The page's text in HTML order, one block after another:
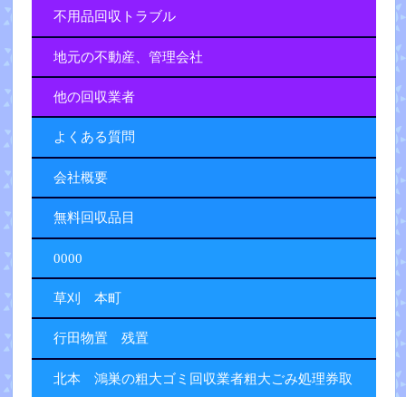
不用品回収トラブル
地元の不動産、管理会社
他の回収業者
よくある質問
会社概要
無料回収品目
0000
草刈 本町
行田物置 残置
北本 鴻巣の粗大ゴミ回収業者粗大ごみ処理券取